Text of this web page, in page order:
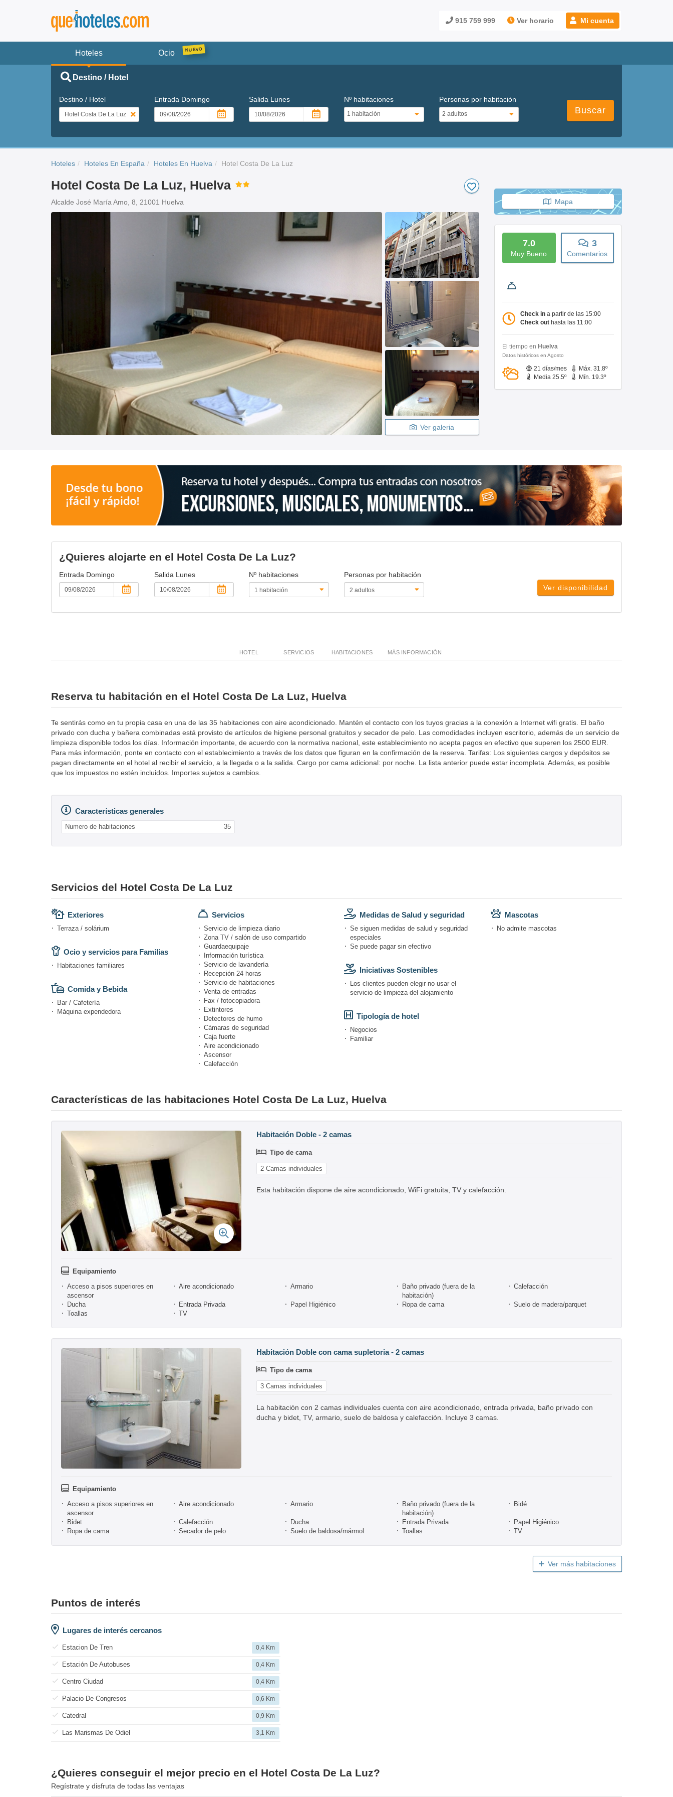
915 759 999 Ver horario Mi cuenta
Hoteles Ocio
Destino / Hotel
Destino / Hotel Entrada Domingo Salida Lunes Nº habitaciones Personas por habitación
Buscar
Hoteles Hoteles En España Hoteles En Huelva Hotel Costa De La Luz
Hotel Costa De La Luz, Huelva
Alcalde José María Amo, 8, 21001 Huelva
Ver galeria
Mapa
7.0
Muy Bueno
3
Comentarios
Check in a partir de las 15:00
Check out hasta las 11:00
El tiempo en Huelva
Datos históricos en Agosto
21 días/mes
Máx. 31.8º
Media 25.5º
Mín. 19.3º
¿Quieres alojarte en el Hotel Costa De La Luz?
Entrada Domingo Salida Lunes Nº habitaciones
Personas por habitación
Ver disponibilidad
HOTEL SERVICIOS HABITACIONES MÁS INFORMACIÓN
Reserva tu habitación en el Hotel Costa De La Luz, Huelva
Te sentirás como en tu propia casa en una de las 35 habitaciones con aire acondicionado. Mantén el contacto con los tuyos gracias a la conexión a Internet wifi gratis. El baño
privado con ducha y bañera combinadas está provisto de artículos de higiene personal gratuitos y secador de pelo. Las comodidades incluyen escritorio, además de un servicio de
limpieza disponible todos los días. Información importante, de acuerdo con la normativa nacional, este establecimiento no acepta pagos en efectivo que superen los 2500 EUR.
Para más información, ponte en contacto con el establecimiento a través de los datos que figuran en la confirmación de la reserva. Tarifas: Los siguientes cargos y depósitos se
pagan directamente en el hotel al recibir el servicio, a la llegada o a la salida. Cargo por cama adicional: por noche. La lista anterior puede estar incompleta. Además, es posible
que los impuestos no estén incluidos. Importes sujetos a cambios.
Características generales
Numero de habitaciones 35
Servicios del Hotel Costa De La Luz
Exteriores
Terraza / solárium
Ocio y servicios para Familias
Habitaciones familiares
Comida y Bebida
Bar / Cafetería
Máquina expendedora
Servicios
Servicio de limpieza diario
Zona TV / salón de uso compartido
Guardaequipaje
Información turística
Servicio de lavandería
Recepción 24 horas
Servicio de habitaciones
Venta de entradas
Fax / fotocopiadora
Extintores
Detectores de humo
Cámaras de seguridad
Caja fuerte
Aire acondicionado
Ascensor
Calefacción
Medidas de Salud y seguridad
Se siguen medidas de salud y seguridad
especiales
Se puede pagar sin efectivo
Iniciativas Sostenibles
Los clientes pueden elegir no usar el
servicio de limpieza del alojamiento
Tipología de hotel
Negocios
Familiar
Mascotas
No admite mascotas
Características de las habitaciones Hotel Costa De La Luz, Huelva
Habitación Doble - 2 camas
Tipo de cama
2 Camas individuales
Esta habitación dispone de aire acondicionado, WiFi gratuita, TV y calefacción.
Equipamiento
Acceso a pisos superiores en
ascensor
Aire acondicionado Armario
Baño privado (fuera de la
habitación)
Calefacción
Ducha Entrada Privada Papel Higiénico Ropa de cama
Suelo de madera/parquet
Toallas
TV
Habitación Doble con cama supletoria - 2 camas
Tipo de cama
3 Camas individuales
La habitación con 2 camas individuales cuenta con aire acondicionado, entrada privada, baño privado con
ducha y bidet, TV, armario, suelo de baldosa y calefacción. Incluye 3 camas.
Equipamiento
Acceso a pisos superiores en
ascensor
Aire acondicionado Armario
Baño privado (fuera de la
habitación)
Bidé
Bidet Calefacción Ducha Entrada Privada
Papel Higiénico
Ropa de cama
Secador de pelo Suelo de baldosa/mármol Toallas TV
Ver más habitaciones
Puntos de interés
Lugares de interés cercanos
Estacion De Tren 0,4 Km
Estación De Autobuses 0,4 Km
Centro Ciudad 0,4 Km
Palacio De Congresos 0,6 Km
Catedral 0,9 Km
Las Marismas De Odiel 3,1 Km
¿Quieres conseguir el mejor precio en el Hotel Costa De La Luz?
Regístrate y disfruta de todas las ventajas